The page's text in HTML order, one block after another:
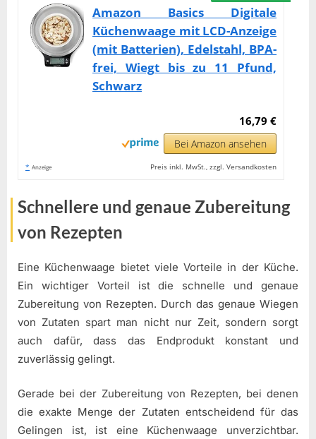
Amazon Basics Digitale
Küchenwaage mit LCD-Anzeige
(mit Batterien), Edelstahl, BPA-
frei, Wiegt bis zu 11 Pfund,
Schwarz
16,79 €
Bei Amazon ansehen
* Anzeige Preis inkl. MwSt., zzgl. Versandkosten
Schnellere und genaue Zubereitung
von Rezepten
Eine Küchenwaage bietet viele Vorteile in der Küche.
Ein wichtiger Vorteil ist die schnelle und genaue
Zubereitung von Rezepten. Durch das genaue Wiegen
von Zutaten spart man nicht nur Zeit, sondern sorgt
auch dafür, dass das Endprodukt konstant und
zuverlässig gelingt.
Gerade bei der Zubereitung von Rezepten, bei denen
die exakte Menge der Zutaten entscheidend für das
Gelingen ist, ist eine Küchenwaage unverzichtbar.